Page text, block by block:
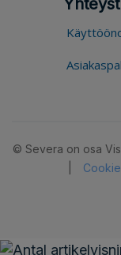
© Severa on osa